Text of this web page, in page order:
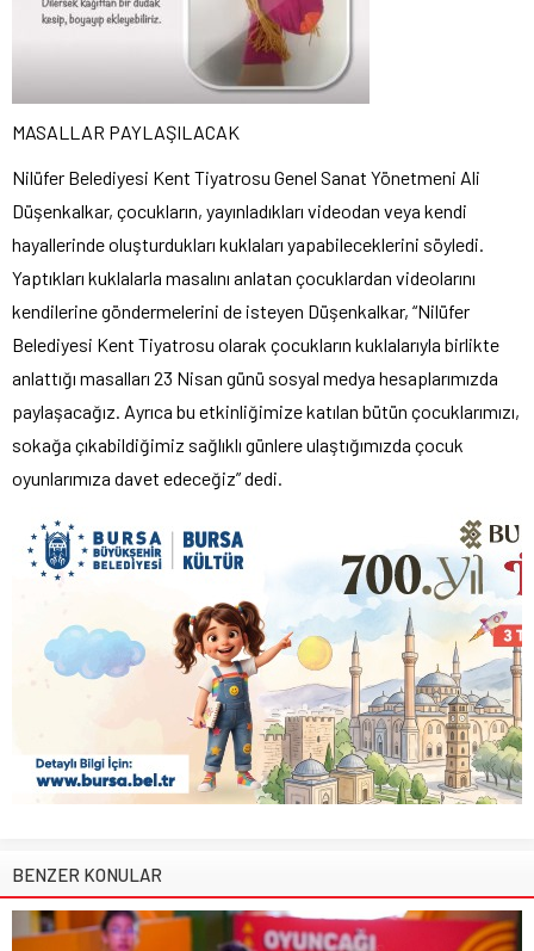
MASALLAR PAYLAŞILACAK
Nilüfer Belediyesi Kent Tiyatrosu Genel Sanat Yönetmeni Ali
Düşenkalkar, çocukların, yayınladıkları videodan veya kendi
hayallerinde oluşturdukları kuklaları yapabileceklerini söyledi.
Yaptıkları kuklalarla masalını anlatan çocuklardan videolarını
kendilerine göndermelerini de isteyen Düşenkalkar, “Nilüfer
Belediyesi Kent Tiyatrosu olarak çocukların kuklalarıyla birlikte
anlattığı masalları 23 Nisan günü sosyal medya hesaplarımızda
paylaşacağız. Ayrıca bu etkinliğimize katılan bütün çocuklarımızı,
sokağa çıkabildiğimiz sağlıklı günlere ulaştığımızda çocuk
oyunlarımıza davet edeceğiz” dedi.
BENZER KONULAR